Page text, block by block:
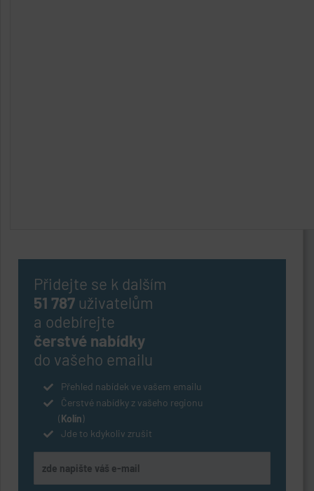
Přidejte se k dalším
51 787uživatelům
a odebírejte
čerstvé nabídky
do vašeho emailu
Přehled nabídek ve vašem emailu
Čerstvé nabídky z vašeho regionu
(Kolín)
Jde to kdykoliv zrušit